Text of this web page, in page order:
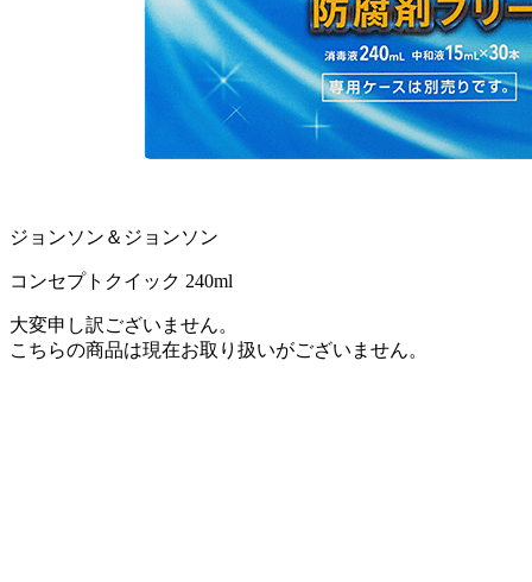
ジョンソン＆ジョンソン
コンセプトクイック 240ml
大変申し訳ございません。
こちらの商品は現在お取り扱いがございません。